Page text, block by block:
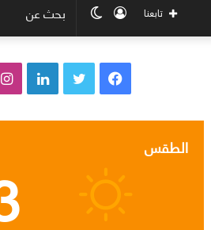
الوضع
المظلم
تسجيل
الدخول
تابعنا
ف
ب
و
ت
الطقس